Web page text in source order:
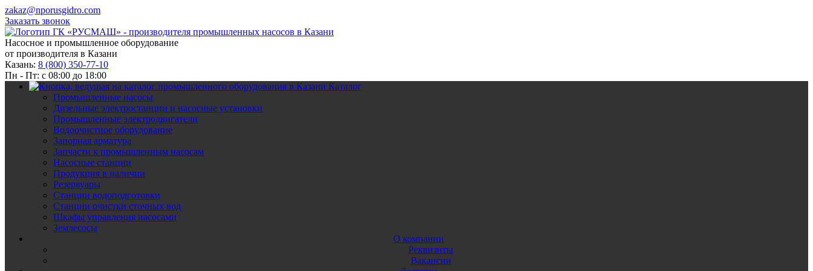
zakaz@nporusgidro.com
Заказать звонок
Насосное и промышленное оборудование
от производителя в Казани
Казань: 8 (800) 350-77-10
Пн - Пт: с 08:00 до 18:00
Каталог
Промышленные насосы
Дизельные электростанции и насосные установки
Промышленные электродвигатели
Водоочистное оборудование
Запорная арматура
Запчасти к промышленным насосам
Насосные станции
Продукция в наличии
Резервуары
Станции водоподготовки
Станции очистки сточных вод
Шкафы управления насосами
Землесосы
О компании
Реквизиты
Вакансии